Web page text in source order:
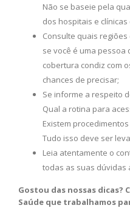
Não se baseie pela
dos hospitais e
Consulte quais
se você é uma pessoa
cobertura condiz com
chances de precisar;
Se informe a respeito
Qual a rotina para
Existem
Tudo isso deve ser
Leia atentamente o
todas as suas dúvidas
Gostou das nossas dicas?
Saúde que trabalhamos